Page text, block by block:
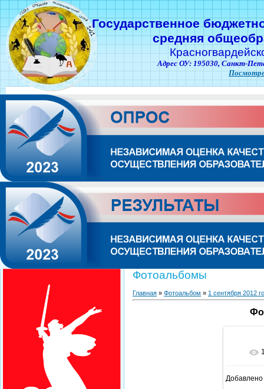
Государственное
средняя
Адрес ОУ: 195030, Санкт-
Фотоальбомы
Главная » Фотоальбом » 1 сентября 2012
Добавлено